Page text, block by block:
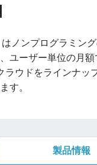
はノンプログラミン
ユーザー単位の月
ラウドをラインナッ
す。
製品情報